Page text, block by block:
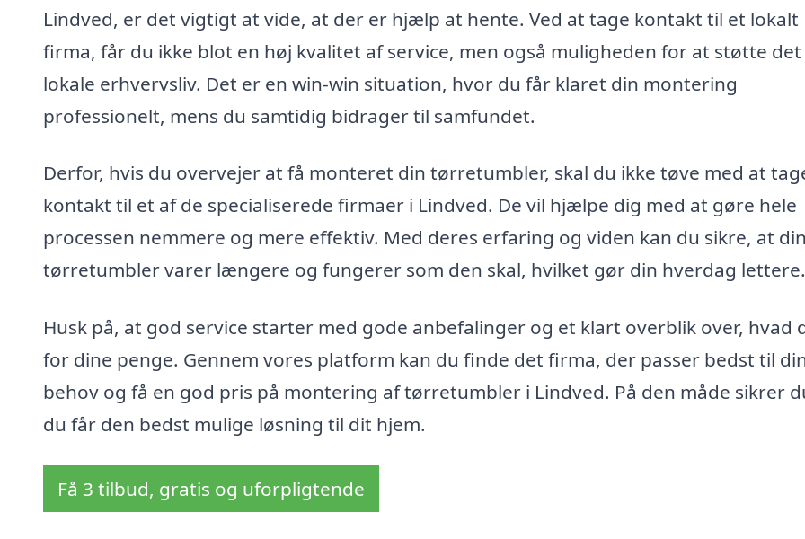
Lindved, er det vigtigt at vide, at der er hjælp at hente. Ved at tage kontakt til et lokalt
firma, får du ikke blot en høj kvalitet af service, men også muligheden for at støtte det
lokale erhvervsliv. Det er en win-win situation, hvor du får klaret din montering
professionelt, mens du samtidig bidrager til samfundet.
Derfor, hvis du overvejer at få monteret din tørretumbler, skal du ikke tøve med at
kontakt til et af de specialiserede firmaer i Lindved. De vil hjælpe dig med at gøre hele
processen nemmere og mere effektiv. Med deres erfaring og viden kan du sikre, at din
tørretumbler varer længere og fungerer som den skal, hvilket gør din hverdag lettere.
Husk på, at god service starter med gode anbefalinger og et klart overblik over, hvad
for dine penge. Gennem vores platform kan du finde det firma, der passer bedst til
behov og få en god pris på montering af tørretumbler i Lindved. På den måde sikrer
du får den bedst mulige løsning til dit hjem.
Få 3 tilbud, gratis og uforpligtende